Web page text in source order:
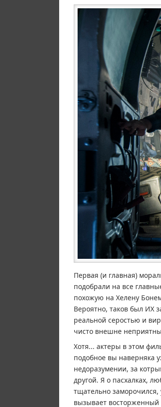
Первая (и главная)
подобрали на все
похожую на Хелену
Вероятно, таков был ИХ
реальной серостью и
чисто внешне
Хотя... актеры в этом
подобное вы наверняка
недоразумении, за
другой. Я о пасхалках,
тщательно
вызывает восторженный